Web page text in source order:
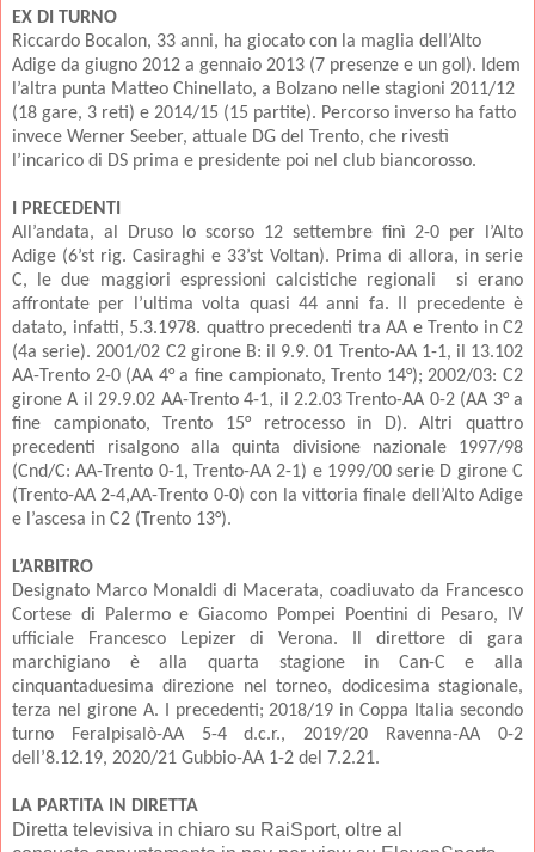
EX DI TURNO
Riccardo Bocalon, 33 anni, ha giocato con la maglia dell’Alto
Adige da giugno 2012 a gennaio 2013 (7 presenze e un gol). Idem
l’altra punta Matteo Chinellato, a Bolzano nelle stagioni 2011/12
(18 gare, 3 reti) e 2014/15 (15 partite). Percorso inverso ha fatto
invece Werner Seeber, attuale DG del Trento, che rivestì
l’incarico di DS prima e presidente poi nel club biancorosso.
I PRECEDENTI
All’andata, al Druso lo scorso 12 settembre finì 2-0 per l’Alto
Adige (6’st rig. Casiraghi e 33’st Voltan). Prima di allora, in serie
C, le due maggiori espressioni calcistiche regionali si erano
affrontate per l’ultima volta quasi 44 anni fa. Il precedente è
datato, infatti, 5.3.1978. quattro precedenti tra AA e Trento in C2
(4a serie). 2001/02 C2 girone B: il 9.9. 01 Trento-AA 1-1, il 13.102
AA-Trento 2-0 (AA 4° a fine campionato, Trento 14°); 2002/03: C2
girone A il 29.9.02 AA-Trento 4-1, il 2.2.03 Trento-AA 0-2 (AA 3° a
fine campionato, Trento 15° retrocesso in D). Altri quattro
precedenti risalgono alla quinta divisione nazionale 1997/98
(Cnd/C: AA-Trento 0-1, Trento-AA 2-1) e 1999/00 serie D girone C
(Trento-AA 2-4,AA-Trento 0-0) con la vittoria finale dell’Alto Adige
e l’ascesa in C2 (Trento 13°).
L’ARBITRO
Designato Marco Monaldi di Macerata, coadiuvato da Francesco
Cortese di Palermo e Giacomo Pompei Poentini di Pesaro, IV
ufficiale Francesco Lepizer di Verona. Il direttore di gara
marchigiano è alla quarta stagione in Can-C e alla
cinquantaduesima direzione nel torneo, dodicesima stagionale,
terza nel girone A. I precedenti; 2018/19 in Coppa Italia secondo
turno Feralpisalò-AA 5-4 d.c.r., 2019/20 Ravenna-AA 0-2
dell’8.12.19, 2020/21 Gubbio-AA 1-2 del 7.2.21.
LA PARTITA IN DIRETTA
Diretta televisiva in chiaro su RaiSport, oltre al